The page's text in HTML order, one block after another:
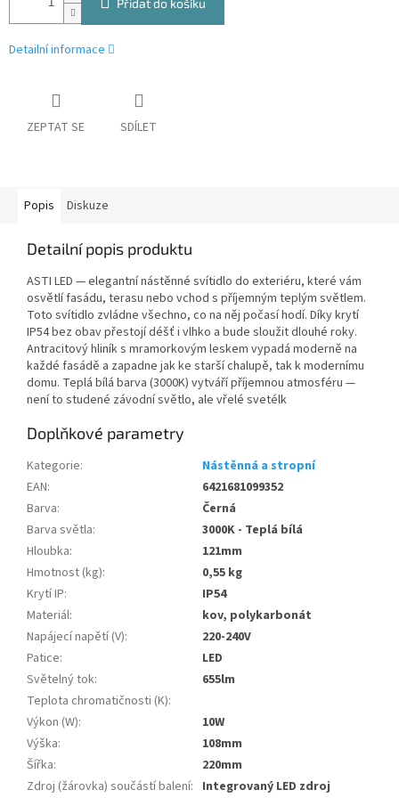
Přidat do košíku
Detailní informace
ZEPTAT SE SDÍLET
Popis Diskuze
Detailní popis produktu
ASTI LED — elegantní nástěnné svítidlo do exteriéru, které vám
osvětlí fasádu, terasu nebo vchod s příjemným teplým světlem.
Toto svítidlo zvládne všechno, co na něj počasí hodí. Díky krytí
IP54 bez obav přestojí déšť i vlhko a bude sloužit dlouhé roky.
Antracitový hliník s mramorkovým leskem vypadá moderně na
každé fasádě a zapadne jak ke starší chalupě, tak k modernímu
domu. Teplá bílá barva (3000K) vytváří příjemnou atmosféru —
není to studené závodní světlo, ale vřelé svetélk
Doplňkové parametry
Kategorie:
Nástěnná a stropní
EAN:
6421681099352
Barva:
Černá
Barva světla:
3000K - Teplá bílá
Hloubka:
121mm
Hmotnost (kg):
0,55 kg
Krytí IP:
IP54
Materiál:
kov, polykarbonát
Napájecí napětí (V):
220-240V
Patice:
LED
Světelný tok:
655lm
Teplota chromatičnosti (K):
Výkon (W):
10W
Výška:
108mm
Šířka:
220mm
Zdroj (žárovka) součástí balení: Integrovaný LED zdroj